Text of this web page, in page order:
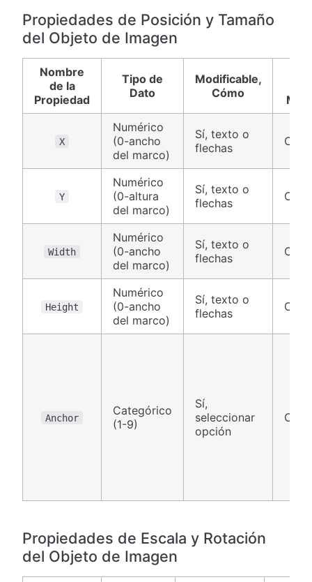
Propiedades de Posición y Tamaño
del Objeto de Imagen
Nombre
de la
Propiedad
Tipo de
Dato
Modificable,
Cómo
X
Numérico
(0-ancho
del marco)
Sí, texto o
flechas
Y
Numérico
(0-altura
del marco)
Sí, texto o
flechas
Width
Numérico
(0-ancho
del marco)
Sí, texto o
flechas
Height
Numérico
(0-ancho
del marco)
Sí, texto o
flechas
Anchor
Categórico
(1-9)
Sí,
seleccionar
opción
Propiedades de Escala y Rotación
del Objeto de Imagen